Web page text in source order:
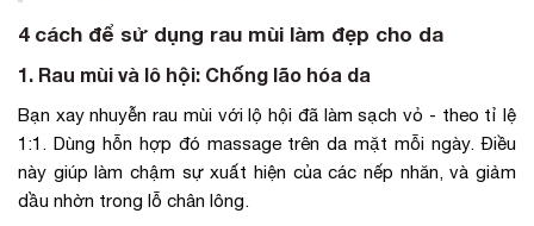
4 cách để sử dụng rau mùi làm đẹp cho da
1. Rau mùi và lô hội: Chống lão hóa da
Bạn xay nhuyễn rau mùi với lộ hội đã làm sạch vỏ - theo tỉ lệ
1:1. Dùng hỗn hợp đó massage trên da mặt mỗi ngày. Điều
này giúp làm chậm sự xuất hiện của các nếp nhăn, và giảm
dầu nhờn trong lỗ chân lông.